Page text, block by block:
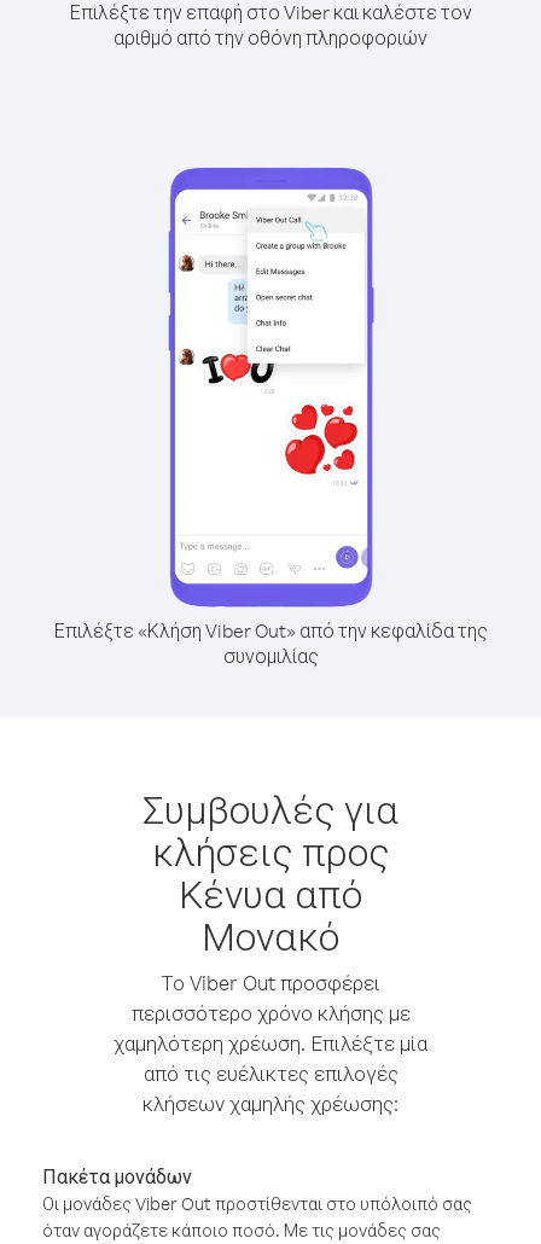
Επιλέξτε την επαφή στο Viber και καλέστε τον
αριθμό από την οθόνη πληροφοριών
Επιλέξτε «Κλήση Viber Out» από την κεφαλίδα της
συνομιλίας
Συμβουλές για
κλήσεις προς
Κένυα από
Μονακό
Το Viber Out προσφέρει
περισσότερο χρόνο κλήσης με
χαμηλότερη χρέωση. Επιλέξτε μία
από τις ευέλικτες επιλογές
κλήσεων χαμηλής χρέωσης:
Πακέτα μονάδων
Οι μονάδες Viber Out προστίθενται στο υπόλοιπό σας
όταν αγοράζετε κάποιο ποσό. Με τις μονάδες σας